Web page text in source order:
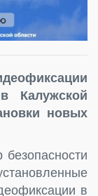
Калужской
новых
в